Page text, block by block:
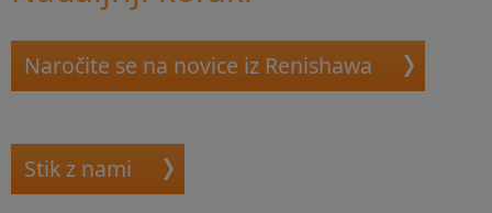
Naročite se na novice iz Renishawa
Stik z nami